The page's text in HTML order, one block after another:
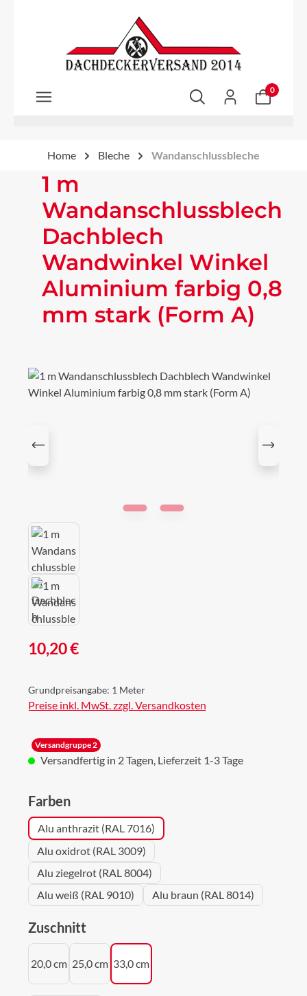
Zum Hauptinhalt springen
0
Home Bleche Wandanschlussbleche
1 m
Wandanschlussblech
Dachblech
Wandwinkel Winkel
Aluminium farbig 0,8
mm stark (Form A)
Bildergalerie überspringen
Regulärer Preis:
10,20 €
Grundpreisangabe: 1 Meter
Preise inkl. MwSt. zzgl. Versandkosten
Versandgruppe 2
Versandfertig in 2 Tagen, Lieferzeit 1-3 Tage
Farbenauswählen
Alu anthrazit (RAL 7016)
Alu oxidrot (RAL 3009)
Alu ziegelrot (RAL 8004)
Alu weiß (RAL 9010)
Alu braun (RAL 8014)
Zuschnitt
20,0 cm 25,0 cm 33,0 cm